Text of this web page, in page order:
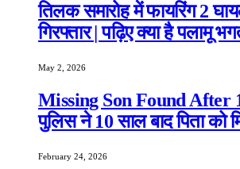
तिलक समारोह में फायरिंग 2
गिरफ्तार | पढ़िए क्या है पलामू
May 2, 2026
Missing Son Found After
पुलिस ने 10 साल बाद पिता को
February 24, 2026